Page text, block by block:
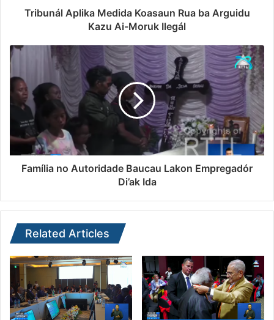
Tribunál Aplika Medida Koasaun Rua ba Arguidu
Kazu Ai-Moruk Ilegál
Família no Autoridade Baucau Lakon Empregadór
Di’ak Ida
Related Articles